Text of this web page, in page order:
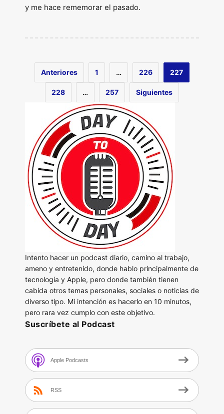
y me hace rememorar el pasado.
Anteriores 1 … 226 227
228 … 257 Siguientes
Intento hacer un podcast diario, camino al trabajo,
ameno y entretenido, donde hablo principalmente de
tecnología y Apple, pero donde también tienen
cabida otros temas personales, sociales o noticias de
diverso tipo. Mi intención es hacerlo en 10 minutos,
pero rara vez cumplo con este objetivo.
Suscríbete al Podcast
Apple Podcasts
RSS